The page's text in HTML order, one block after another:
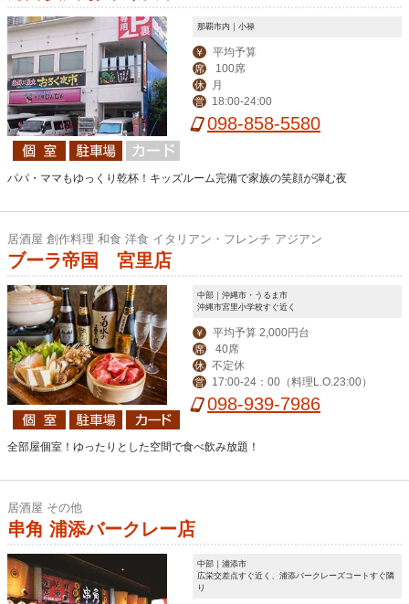
那覇市内｜小禄
￥ 平均予算
席 100席
休 月
営 18:00-24:00
098-858-5580
パパ・ママもゆっくり乾杯！キッズルーム完備で家族の笑顔が弾む夜
居酒屋 創作料理 和食 洋食 イタリアン・フレンチ アジアン
ブーラ帝国 宮里店
中部｜沖縄市・うるま市
沖縄市宮里小学校すぐ近く
￥ 平均予算 2,000円台
席 40席
休 不定休
営 17:00-24：00（料理L.O.23:00）
098-939-7986
全部屋個室！ゆったりとした空間で食べ飲み放題！
居酒屋 その他
串角 浦添バークレー店
中部｜浦添市
広栄交差点すぐ近く、浦添バークレーズコートすぐ隣
り